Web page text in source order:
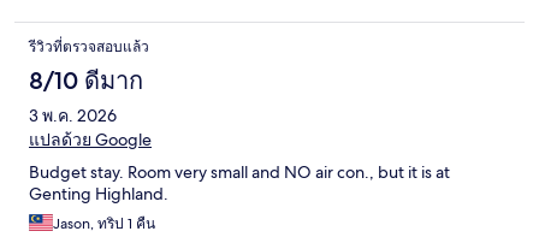
were sourced from Resorts world hotel (towel had logo of
Resorts world hotel). 4) utensiles provided were very limited and
old. 5) No washing machine provided. 6) late night taxi or grab
don't accept the ride to this appartment, we had to pay 4 times
of regular fair and had to wait atleast 45 minutes for someone to
accept the ride. Overall very avrage hotel, even few peoples
รีวิวที่ตรวจสอบแล้ว
8/10 ดีมาก
3 พ.ค. 2026
แปลด้วย Google
Budget stay. Room very small and NO air con., but it is at
Genting Highland.
Jason, ทริป 1 คืน